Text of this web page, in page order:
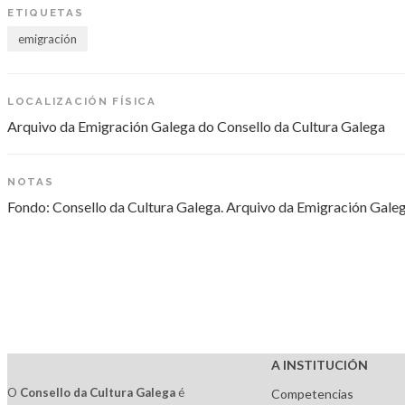
ETIQUETAS
emigración
LOCALIZACIÓN FÍSICA
Arquivo da Emigración Galega do Consello da Cultura Galega
NOTAS
Fondo: Consello da Cultura Galega. Arquivo da Emigración
O Consello da Cultura Galega é
A INSTITUCIÓN
Competencias